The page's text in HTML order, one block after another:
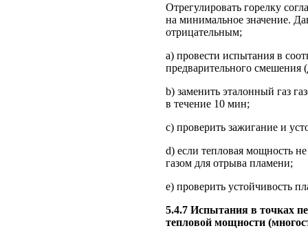
Отрегулировать горелку
на минимальное значение.
отрицательным;
a) провести испытания в
предварительного
b) заменить эталонный газ
в течение 10 мин;
c) проверить зажигание и
d) если тепловая мощность
газом для отрыва пламени;
e) проверить устойчивость
5.4.7 Испытания в точках
тепловой мощности